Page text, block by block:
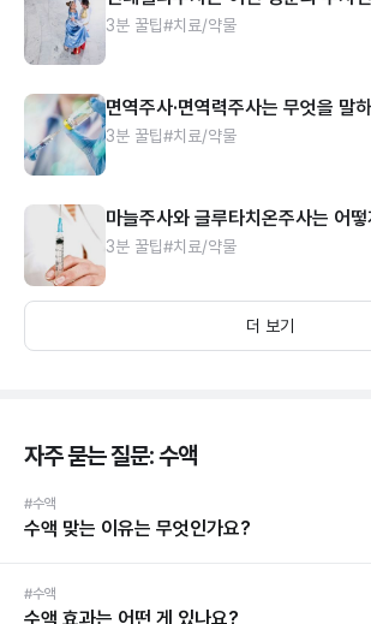
3분 꿀팁#치료/약물
면역주사·면역력주사는 무엇을 말
3분 꿀팁#치료/약물
마늘주사와 글루타치온주사는 어
3분 꿀팁#치료/약물
더 보기
자주 묻는 질문: 수액
#수액
수액 맞는 이유는 무엇인가요?
#수액
수액 효과는 어떤 게 있나요?